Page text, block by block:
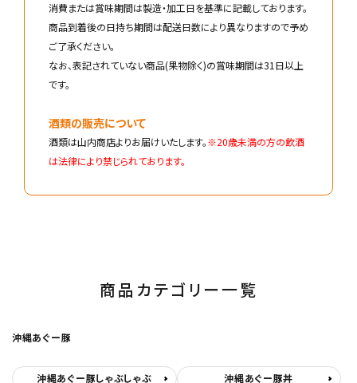
消費または賞味期間は製造・加工日を基準に記載しております。
商品到着後の日持ち期間は配送日数により異なりますので予め
ご了承ください。
なお、表記されていない商品(果物除く)の賞味期間は31日以上
です。
酒類の販売について
酒類は山内商店よりお届けいたします。※20歳未満の方の飲酒
は法律により禁じられております。
商品カテゴリー一覧
沖縄あぐー豚
沖縄あぐー豚しゃぶしゃぶ
沖縄あぐー豚丼